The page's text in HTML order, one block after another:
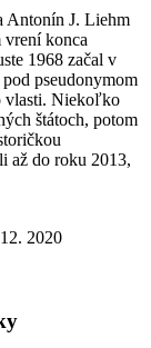
Antonín J. Liehm
konca
1968 začal v
pseudonymom
vlasti. Niekoľko
štátoch, potom
až do roku 2013,
2020